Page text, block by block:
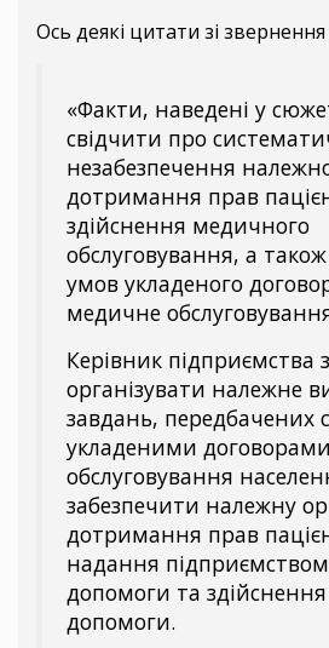
Ось деякі цитати зі
«Факти, наведені у
свідчити про
незабезпечення
дотримання прав
здійснення медичного
обслуговування, а
умов укладеного
медичне
Керівник підприємства
організувати належне
завдань, передбачених
укладеними
обслуговування
забезпечити належну
дотримання прав
надання
допомоги та
допомоги.